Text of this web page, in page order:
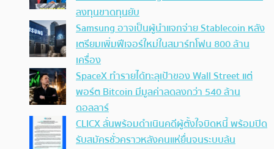
ลงทุนขาดทุนยับ
Samsung อาจเป็นผู้นำแจกจ่าย Stablecoin หลัง
เตรียมเพิ่มฟีเจอร์ใหม่ในสมาร์ทโฟน 800 ล้าน
เครื่อง
SpaceX ทำรายได้ทะลุเป้าของ Wall Street แต่
พอร์ต Bitcoin มีมูลค่าลดลงกว่า 540 ล้าน
ดอลลาร์
CLICX ลั่นพร้อมดำเนินคดีผู้ตั้งใจบิดหนี้ พร้อมปิด
รับสมัครชั่วคราวหลังคนแห่ยื่นจนระบบล้น